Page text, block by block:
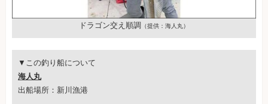
ドラゴン交え順調 （提供：海人丸）
▼この釣り船について
海人丸
出船場所：新川漁港